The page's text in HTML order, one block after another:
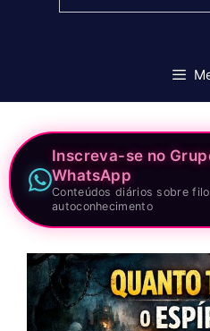
Inscreva-se no
WhatsApp
Conteúdos diários sobre
autoconhecimento